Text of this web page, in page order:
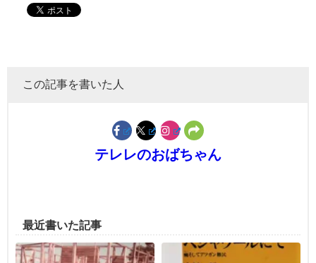
この記事を書いた人
テレレのおばちゃん
最近書いた記事